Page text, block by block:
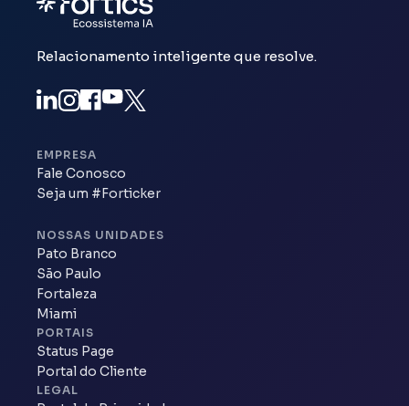
Relacionamento inteligente que resolve.
EMPRESA
Fale Conosco
Seja um #Forticker
NOSSAS UNIDADES
Pato Branco
São Paulo
Fortaleza
Miami
PORTAIS
Status Page
Portal do Cliente
LEGAL